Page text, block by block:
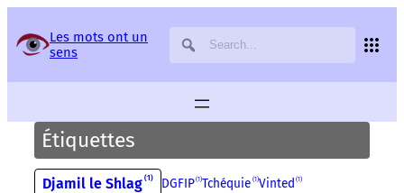
Les mots ont un
sens
Étiquettes
Djamil le Shlag 1 DGFIP 1 Tchéquie 1 Vinted 1
Panneau de gestion des services